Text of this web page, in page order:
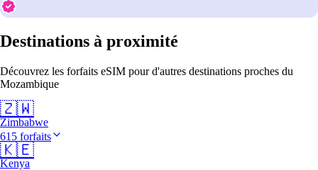
Destinations à proximité
Découvrez les forfaits eSIM pour d'autres destinations proches du
Mozambique
🇿🇼
Zimbabwe
615 forfaits
🇰🇪
Kenya